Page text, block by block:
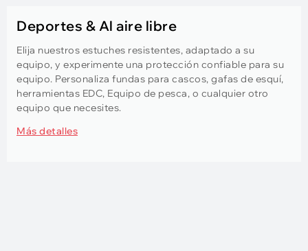
Deportes & Al aire libre
Elija nuestros estuches resistentes, adaptado a su
equipo, y experimente una protección confiable para su
equipo. Personaliza fundas para cascos, gafas de esquí,
herramientas EDC, Equipo de pesca, o cualquier otro
equipo que necesites.
Más detalles